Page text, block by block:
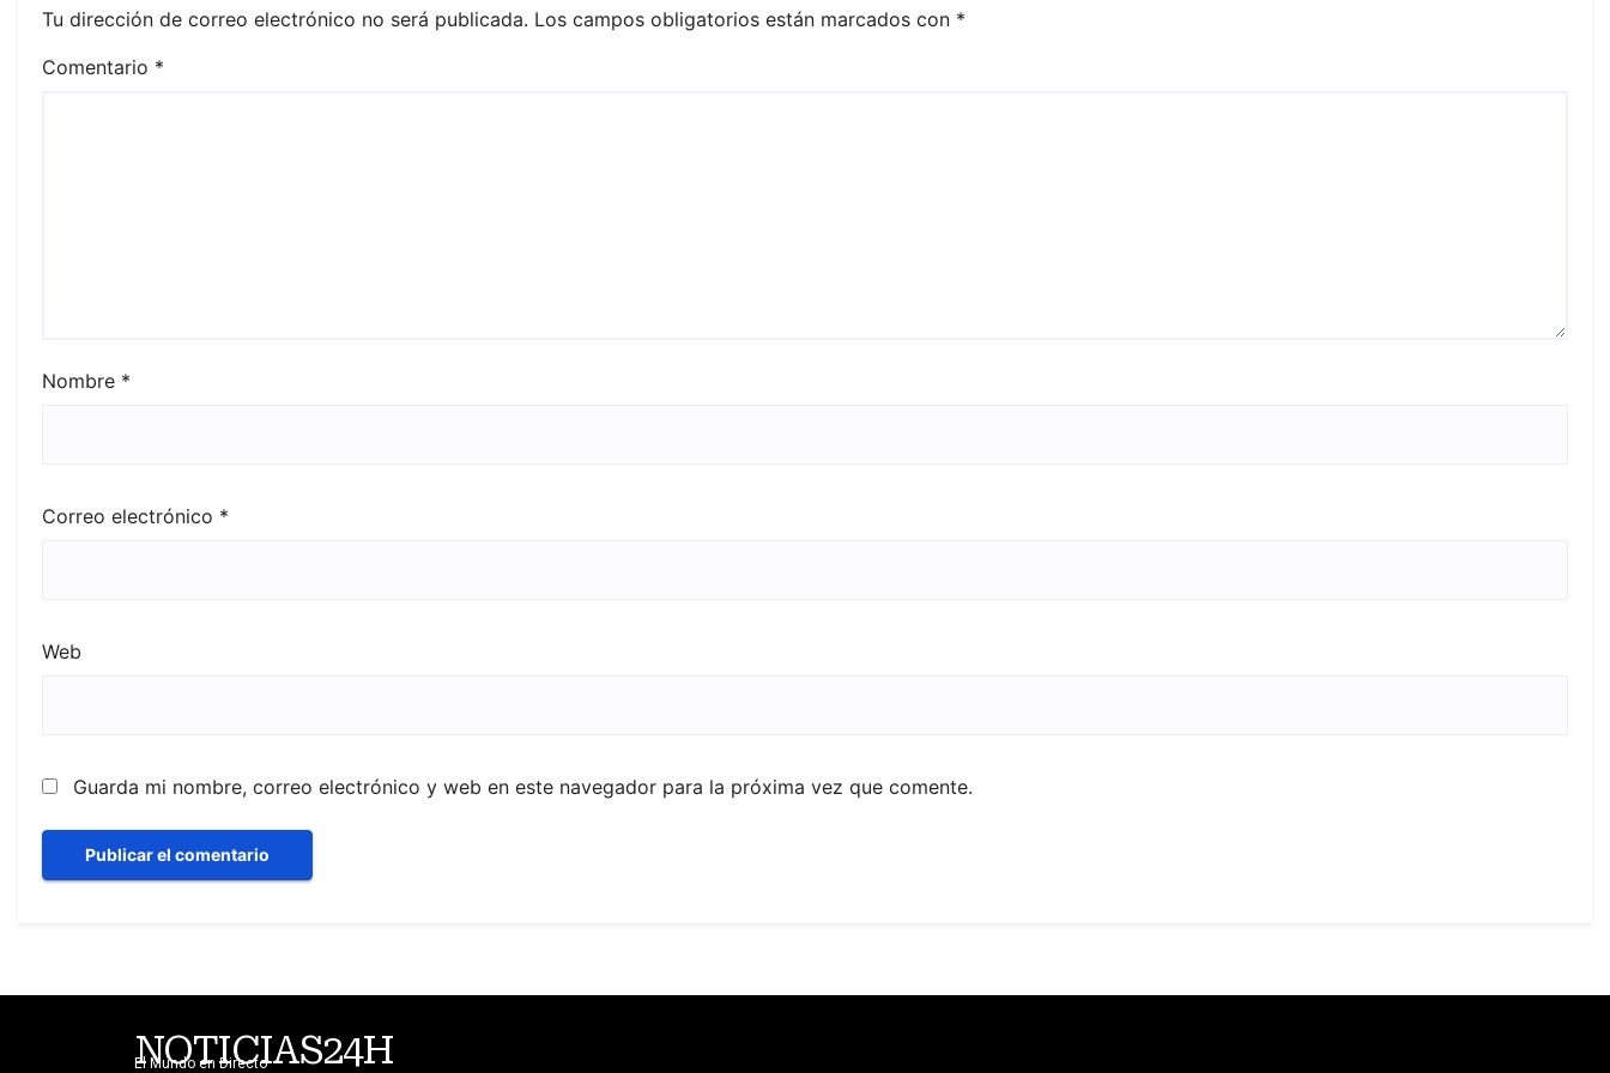
Tu dirección de correo electrónico no será publicada. Los campos obligatorios están marcados con *
Comentario *
Nombre *
Correo electrónico *
Web
Guarda mi nombre, correo electrónico y web en este navegador para la próxima vez que comente.
NOTICIAS24H
El Mundo en Directo